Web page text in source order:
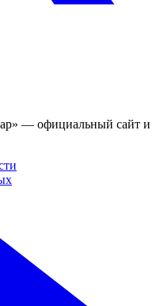
— официальный сайт и